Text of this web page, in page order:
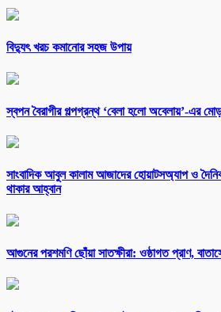
বিদ্যুৎ খরচ কমানোর সহজ উপায়
স্বপন বৈরাগীর গল্পগ্রন্থ ‘বেলা হলো অবেলায়’-এর
সাংবাদিক আবুল কালাম আজাদের হোয়াটসঅ্যাপ ও
থাকার আহ্বান
আগুনের পরশমণি ছোঁয়া সাতক্ষীরা: ওষ্ঠাগত প্রাণ,